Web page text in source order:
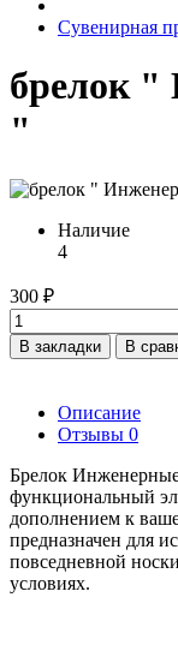
Сувенирная
брелок "
"
Наличие
4
300 ₽
В закладки
В
Описание
Отзывы 0
Брелок Инженерные
функциональный
дополнением к
предназначен для
повседневной
условиях.